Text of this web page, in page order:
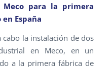
para la primera
España
la instalación de dos
en Meco, en un
a la primera fábrica de